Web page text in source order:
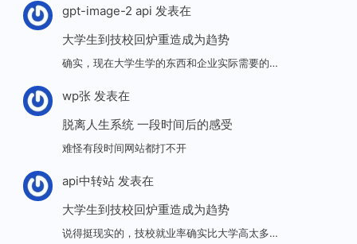
gpt-image-2 api 发表在
大学生到技校回炉重造成为趋势
确实，现在大学生学的东西和企业实际需要的…
wp张发表在
脱离人生系统 一段时间后的感受
难怪有段时间网站都打不开
api中转站发表在
大学生到技校回炉重造成为趋势
说得挺现实的，技校就业率确实比大学高太多…